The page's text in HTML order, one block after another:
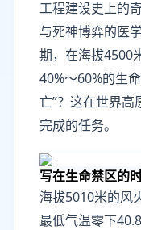
工程建设史上的
与死神博弈的医
期，在海拔4500
40%～60%的生
亡”？这在世界
完成的任务。
写在生命禁区的
海拔5010米的风
最低气温零下